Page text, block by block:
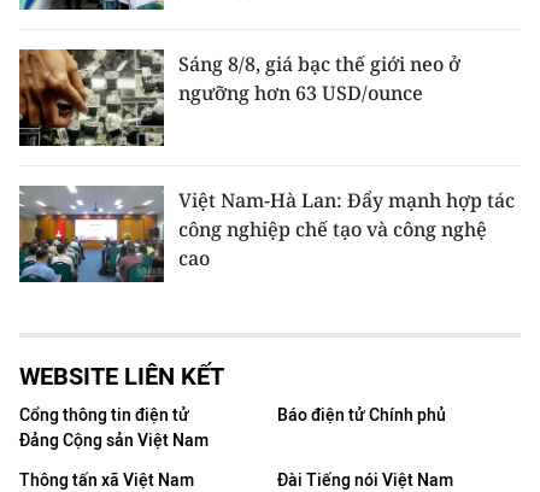
Sáng 8/8, giá bạc thế giới neo ở
ngưỡng hơn 63 USD/ounce
Việt Nam-Hà Lan: Đẩy mạnh hợp tác
công nghiệp chế tạo và công nghệ
cao
WEBSITE LIÊN KẾT
Cổng thông tin điện tử
Đảng Cộng sản Việt Nam
Báo điện tử Chính phủ
Thông tấn xã Việt Nam
Đài Tiếng nói Việt Nam